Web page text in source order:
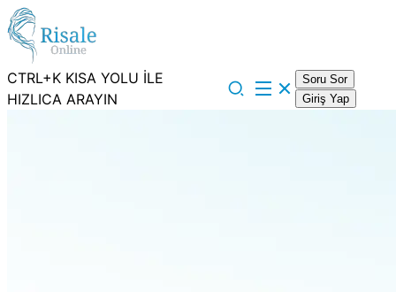
CTRL+K KISA YOLU İLE
HIZLICA ARAYIN
Soru Sor
Giriş Yap